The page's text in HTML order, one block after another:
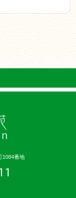
1084番地